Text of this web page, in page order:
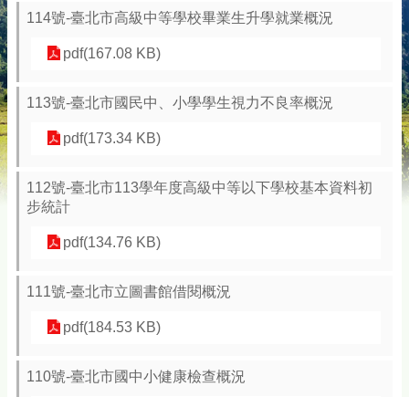
114號-臺北市高級中等學校畢業生升學就業概況
pdf(167.08 KB)
113號-臺北市國民中、小學學生視力不良率概況
pdf(173.34 KB)
112號-臺北市113學年度高級中等以下學校基本資料初
步統計
pdf(134.76 KB)
111號-臺北市立圖書館借閱概況
pdf(184.53 KB)
110號-臺北市國中小健康檢查概況